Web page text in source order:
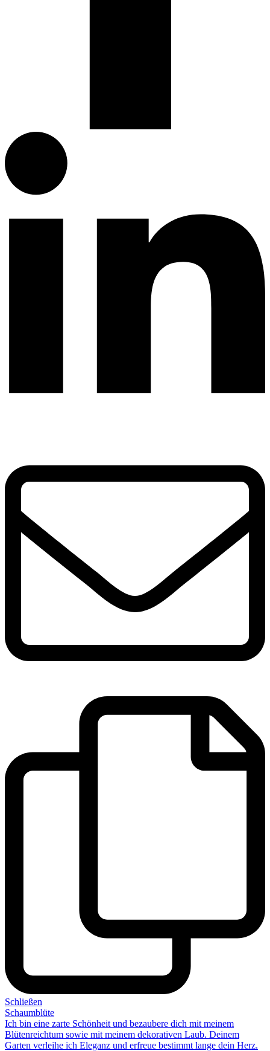
Schließen
Schaumblüte
Ich bin eine zarte Schönheit und bezaubere dich mit meinem
Blütenreichtum sowie mit meinem dekorativen Laub. Deinem
Garten verleihe ich Eleganz und erfreue bestimmt lange dein Herz.